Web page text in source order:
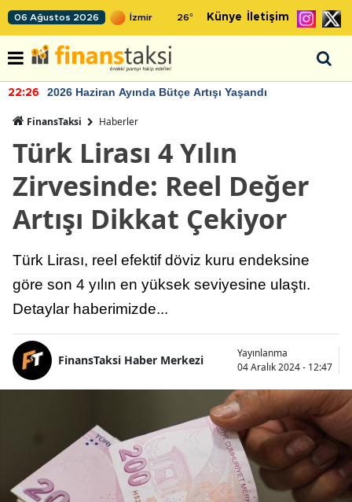
06 Ağustos 2026 26° Künye İletişim
22:26 2026 Haziran Ayında Bütçe Artışı Yaşandı
FinansTaksi Haberler
Türk Lirası 4 Yılın
Zirvesinde: Reel Değer
Artışı Dikkat Çekiyor
Türk Lirası, reel efektif döviz kuru endeksine
göre son 4 yılın en yüksek seviyesine ulaştı.
Detaylar haberimizde...
FinansTaksi Haber Merkezi
Yayınlanma
04 Aralık 2024 - 12:47